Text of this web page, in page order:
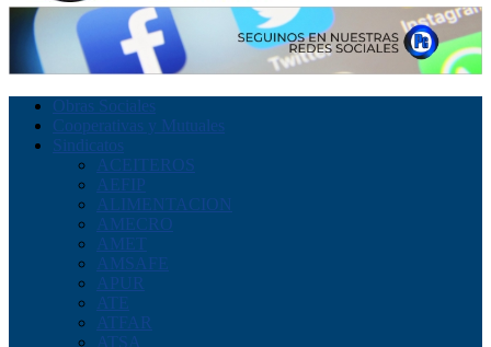
Obras Sociales
Cooperativas y Mutuales
Sindicatos
ACEITEROS
AEFIP
ALIMENTACION
AMECRO
AMET
AMSAFE
APUR
ATE
ATFAR
ATSA